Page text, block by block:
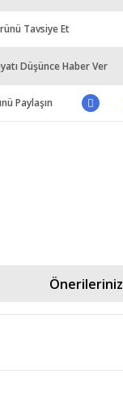
Tavsiye Et
Düşünce Haber Ver
Paylaşın
Önerileriniz